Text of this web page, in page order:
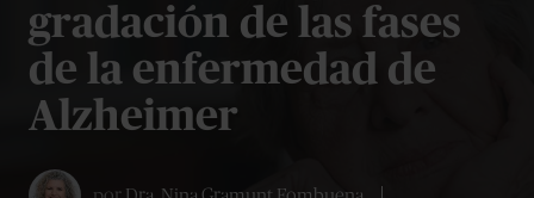
gradación de las fases
de la enfermedad de
Alzheimer